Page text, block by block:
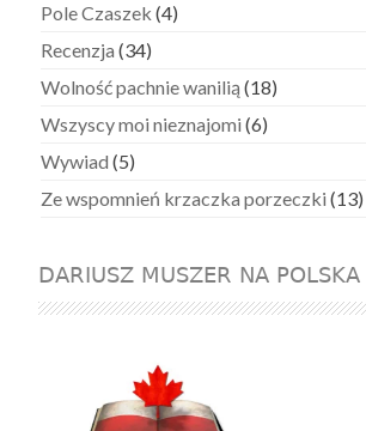
Pole Czaszek (4)
Recenzja (34)
Wolność pachnie wanilią (18)
Wszyscy moi nieznajomi (6)
Wywiad (5)
Ze wspomnień krzaczka porzeczki (13)
DARIUSZ MUSZER NA